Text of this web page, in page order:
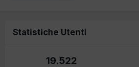
Statistiche Utenti
19.522